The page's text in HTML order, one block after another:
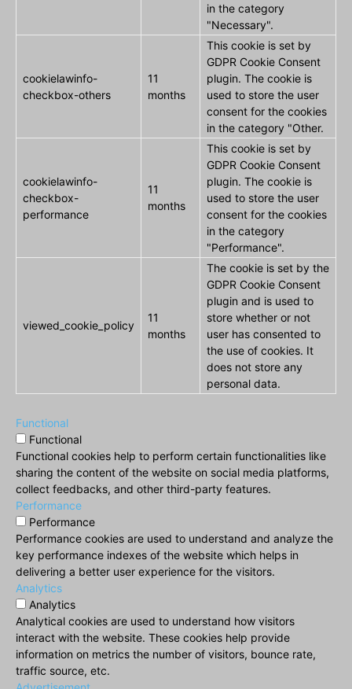
in the category
"Necessary".
cookielawinfo-
checkbox-others
11
months
This cookie is set by
GDPR Cookie Consent
plugin. The cookie is
used to store the user
consent for the cookies
in the category "Other.
cookielawinfo-
checkbox-
performance
11
months
This cookie is set by
GDPR Cookie Consent
plugin. The cookie is
used to store the user
consent for the cookies
in the category
"Performance".
viewed_cookie_policy
11
months
The cookie is set by the
GDPR Cookie Consent
plugin and is used to
store whether or not
user has consented to
the use of cookies. It
does not store any
personal data.
Functional
Functional
Functional cookies help to perform certain functionalities like
sharing the content of the website on social media platforms,
collect feedbacks, and other third-party features.
Performance
Performance
Performance cookies are used to understand and analyze the
key performance indexes of the website which helps in
delivering a better user experience for the visitors.
Analytics
Analytics
Analytical cookies are used to understand how visitors
interact with the website. These cookies help provide
information on metrics the number of visitors, bounce rate,
traffic source, etc.